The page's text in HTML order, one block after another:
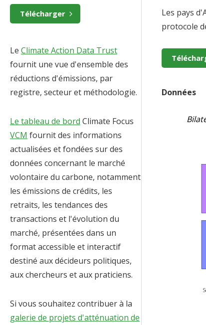
Télécharger
Le Climate Action Data Trust
fournit une vue d'ensemble des
réductions d'émissions, par
registre, secteur et méthodologie.
Le tableau de bord Climate Focus
VCM fournit des informations
actualisées et fondées sur des
données concernant le marché
volontaire du carbone, notamment
les émissions de crédits, les
retraits, les tendances des
transactions et l'évolution du
marché, présentées dans un
format accessible et interactif
destiné aux décideurs politiques,
aux chercheurs et aux praticiens.
Si vous souhaitez contribuer à la
galerie de projets d'atténuation de
Les pays
protocole
Données